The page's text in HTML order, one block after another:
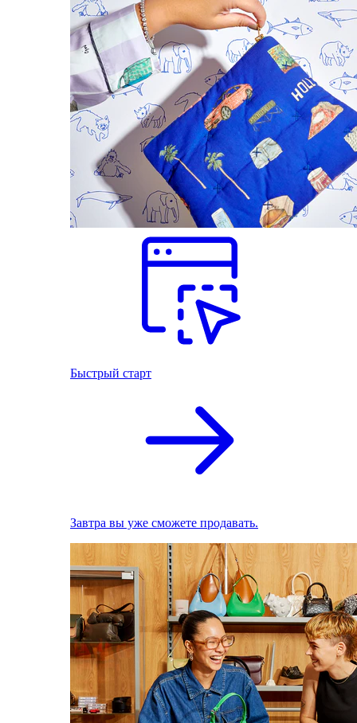
Быстрый старт
Завтра вы уже сможете продавать.